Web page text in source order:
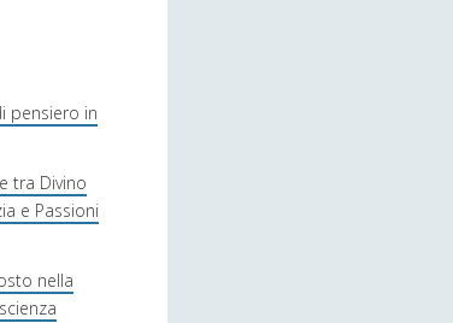
pensiero in
tra Divino
e Passioni
nella